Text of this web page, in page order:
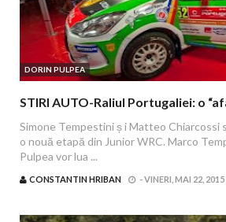
DORIN PULPEA
STIRI AUTO-Raliul Portugaliei: o
Simone Tempestini ș i Matteo
o nouă etapă din Junior WRC. Marco
Pulpea vor lua ...
CONSTANTIN HRIBAN -VINERI, MAI 22, 2015